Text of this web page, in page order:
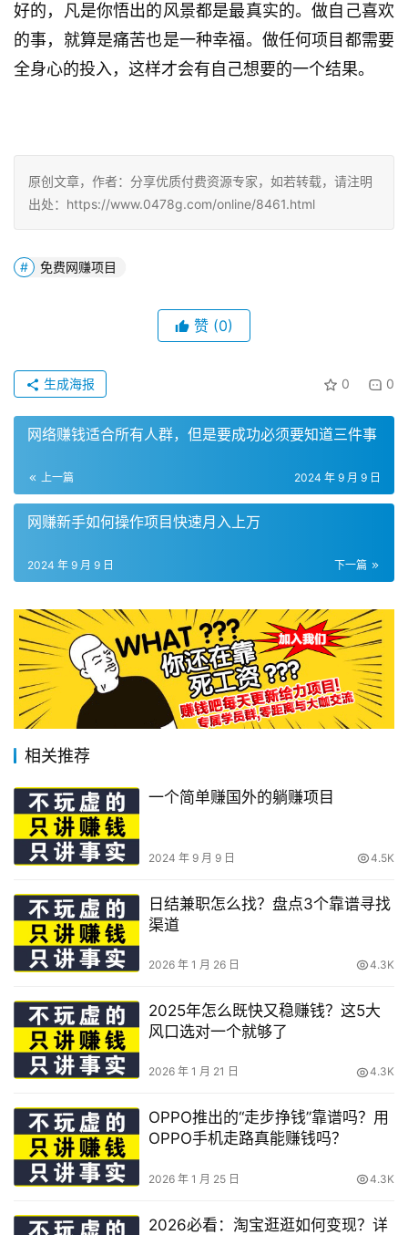
好的，凡是你悟出的风景都是最真实的。做自己喜欢
的事，就算是痛苦也是一种幸福。做任何项目都需要
全身心的投入，这样才会有自己想要的一个结果。
原创文章，作者：分享优质付费资源专家，如若转载，请注明
出处：https://www.0478g.com/online/8461.html
免费网赚项目
赞 (0)
0 0
生成海报
网络赚钱适合所有人群，但是要成功必须要知道三件事
上一篇 2024 年 9 月 9 日
网赚新手如何操作项目快速月入上万
下一篇
2024 年 9 月 9 日
相关推荐
一个简单赚国外的躺赚项目
2024 年 9 月 9 日 4.5K
日结兼职怎么找？盘点3个靠谱寻找
渠道
2026 年 1 月 26 日 4.3K
2025年怎么既快又稳赚钱？这5大
风口选对一个就够了
2026 年 1 月 21 日 4.3K
OPPO推出的“走步挣钱”靠谱吗？用
OPPO手机走路真能赚钱吗？
2026 年 1 月 25 日 4.3K
2026必看：淘宝逛逛如何变现？详